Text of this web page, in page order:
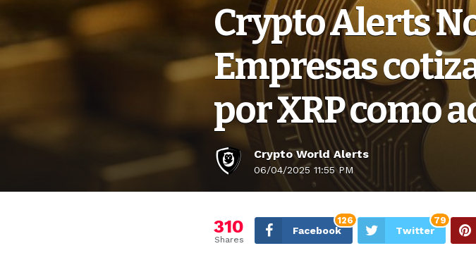
Crypto Alerts
Empresas
por XRP como
Crypto World Alerts
06/04/2025 11:55 PM
310
Shares
Facebook
126
Twitter
79